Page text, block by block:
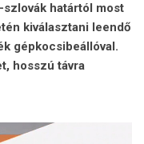
határtól most
kiválasztani leendő
gépkocsibeállóval.
hosszú távra